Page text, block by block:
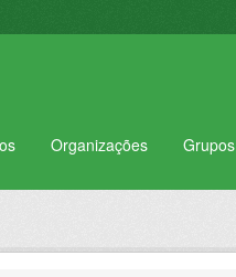
Organizações Grupos